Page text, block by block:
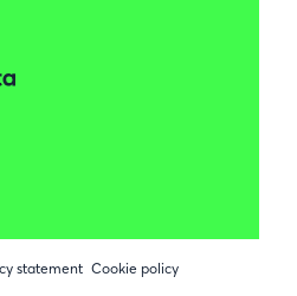
statement Cookie policy